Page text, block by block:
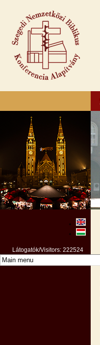
Látogatók/Visitors: 222524